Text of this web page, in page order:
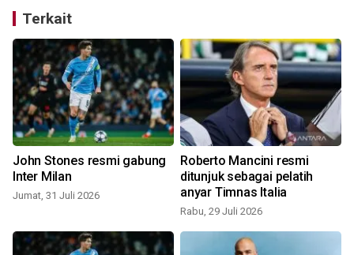
Terkait
John Stones resmi gabung
Inter Milan
Jumat, 31 Juli 2026
Roberto Mancini resmi
ditunjuk sebagai pelatih
anyar Timnas Italia
Rabu, 29 Juli 2026